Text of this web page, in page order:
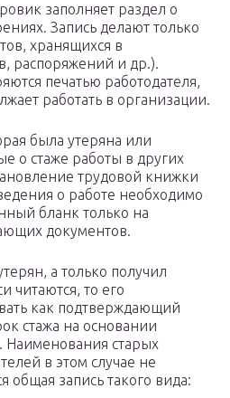
заполняет раздел о
Запись делают только
хранящихся в
распоряжений и др.).
печатью работодателя,
работать в организации.
была утеряна или
о стаже работы в других
трудовой книжки
о работе необходимо
бланк только на
документов.
а только получил
читаются, то его
как подтверждающий
стажа на основании
старых
в этом случае не
общая запись такого вида: